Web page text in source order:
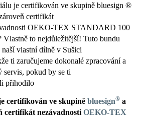
je certifikován ve skupině bluesign ®
certifikát
OEKO-TEX STANDARD 100
Vlastně to nejdůležitější! Tuto bundu
vlastní dílně v Sušici
ti zaručujeme dokonalé zpracování a
servis, pokud by se ti
přihodilo
certifikován ve skupině bluesign® a
certifikát nezávadnosti OEKO-TEX